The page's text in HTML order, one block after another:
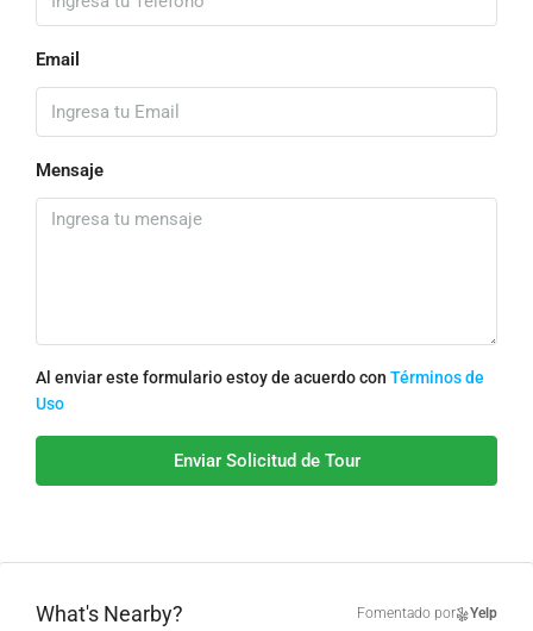
Email
Mensaje
Al enviar este formulario estoy de acuerdo con Términos de
Uso
Enviar Solicitud de Tour
What's Nearby? Fomentado por Yelp